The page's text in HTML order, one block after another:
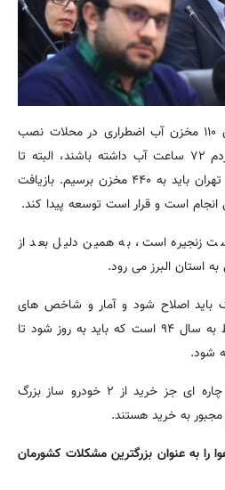
وی بیان کرد: تا پایان سالجاری ۱۱۰ مخزن آب اضطراری در محلات نصب
می شود تا در مواقع بحران مردم ۷۲ ساعت آب داشته باشند، البته تا
پایان برنامه چهارم برنامه جامع تهران باید به ۴۴۰ مخزن برسیم. بازیافت
است و قرار است توسعه پیدا کند.
زنجیره است، به همین دلیل بعد از
استان البرز می رود.
باید اصلاح شود و آمار و شاخص های
سیاهه انتشار آلودگی هوا مربوط به سال ۹۴ است که باید به روز شود تا
شود.
پیرهادی در ادامه گفت: مردم چاره ای جز خرید از ۲ خودرو ساز بزرگ
مجبور به خرید هستند.
را به عنوان بزرگترین مشکلات کشورمان